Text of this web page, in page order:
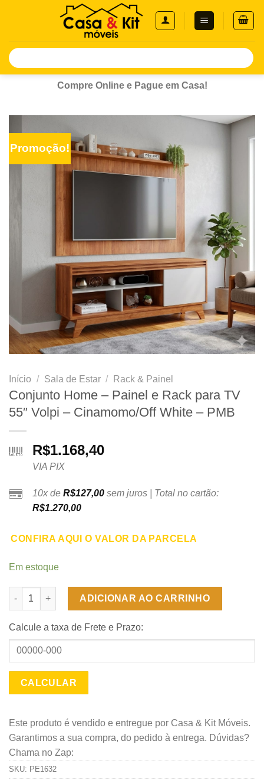
Pesquisar
por:
Compre Online e Pague em Casa!
Promoção!
Início / Sala de Estar / Rack & Painel
Conjunto Home – Painel e Rack para TV
55″ Volpi – Cinamomo/Off White – PMB
R$1.168,40
VIA PIX
10x de R$127,00 sem juros | Total no cartão:
R$1.270,00
CONFIRA AQUI O VALOR DA PARCELA
Em estoque
Conjunto Home - Painel e Rack para TV 55" Volpi -
ADICIONAR AO CARRINHO
Calcule a taxa de Frete e Prazo:
Este produto é vendido e entregue por Casa & Kit Móveis.
Garantimos a sua compra, do pedido à entrega. Dúvidas?
Chama no Zap:
SKU: PE1632